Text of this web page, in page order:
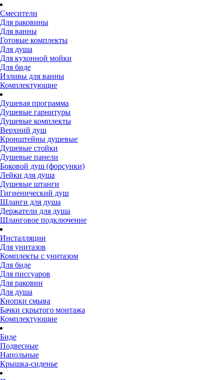
Смесители
Для раковины
Для ванны
Готовые комплекты
Для душа
Для кухонной мойки
Для биде
Изливы для ванны
Комплектующие
Душевая программа
Душевые гарнитуры
Душевые комплекты
Верхний душ
Кронштейны душевые
Душевые стойки
Душевые панели
Боковой душ (форсунки)
Лейки для душа
Душевые штанги
Гигиенический душ
Шланги для душа
Держатели для душа
Шланговое подключение
Инсталляции
Для унитазов
Комплекты с унитазом
Для биде
Для писсуаров
Для раковин
Для душа
Кнопки смыва
Бачки скрытого монтажа
Комплектующие
Биде
Подвесные
Напольные
Крышка-сиденье